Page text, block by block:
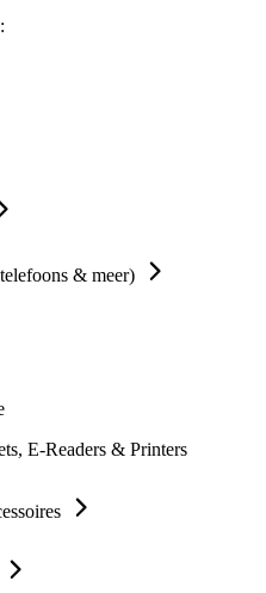
& meer)
E-Readers & Printers